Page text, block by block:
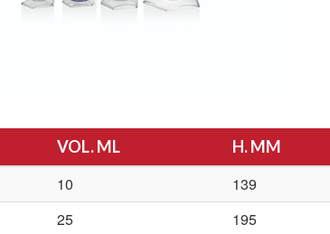
VOL. ML H. MM
10 139
25 195